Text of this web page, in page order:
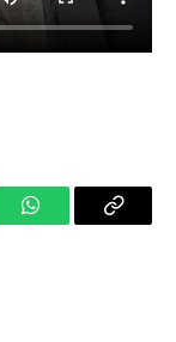
WhatsAppCopy